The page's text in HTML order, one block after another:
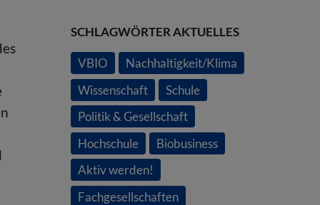
SCHLAGWÖRTER AKTUELLES
VBIO
Nachhaltigkeit/Klima
Wissenschaft
Schule
Politik & Gesellschaft
Hochschule
Biobusiness
Aktiv werden!
Fachgesellschaften